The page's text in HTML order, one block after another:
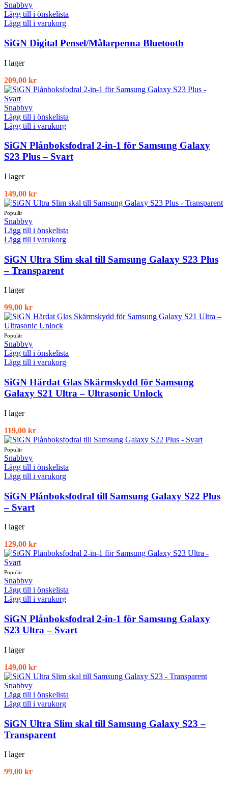
Snabbvy
Lägg till i önskelista
Lägg till i varukorg
SiGN Digital Pensel/Målarpenna Bluetooth
I lager
209,00 kr
Snabbvy
Lägg till i önskelista
Lägg till i varukorg
SiGN Plånboksfodral 2-in-1 för Samsung Galaxy
S23 Plus – Svart
I lager
149,00 kr
Snabbvy
Lägg till i önskelista
Lägg till i varukorg
SiGN Ultra Slim skal till Samsung Galaxy S23 Plus
– Transparent
I lager
99,00 kr
Snabbvy
Lägg till i önskelista
Lägg till i varukorg
SiGN Härdat Glas Skärmskydd för Samsung
Galaxy S21 Ultra – Ultrasonic Unlock
I lager
119,00 kr
Snabbvy
Lägg till i önskelista
Lägg till i varukorg
SiGN Plånboksfodral till Samsung Galaxy S22 Plus
– Svart
I lager
129,00 kr
Snabbvy
Lägg till i önskelista
Lägg till i varukorg
SiGN Plånboksfodral 2-in-1 för Samsung Galaxy
S23 Ultra – Svart
I lager
149,00 kr
Snabbvy
Lägg till i önskelista
Lägg till i varukorg
SiGN Ultra Slim skal till Samsung Galaxy S23 –
Transparent
I lager
99,00 kr